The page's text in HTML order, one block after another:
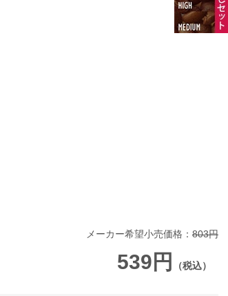
メーカー希望小売価格： 803円
539円 （税込）